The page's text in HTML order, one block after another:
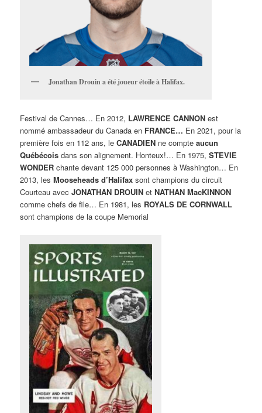
Jonathan Drouin a été joueur étoile à Halifax.
Festival de Cannes… En 2012, LAWRENCE CANNON est
nommé ambassadeur du Canada en FRANCE… En 2021, pour la
première fois en 112 ans, leCANADIEN ne compteaucun
Québécois dans son alignement. Honteux!… En 1975,STEVIE
WONDER chante devant 125 000 personnes à Washington… En
2013, lesMooseheads d’Halifax sont champions du circuit
Courteau avecJONATHAN DROUIN etNATHAN MacKINNON
comme chefs de file… En 1981, les ROYALS DE CORNWALL
sont champions de la coupe Memorial